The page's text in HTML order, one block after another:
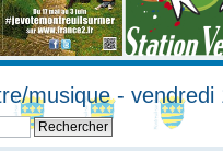
musique - vendredi